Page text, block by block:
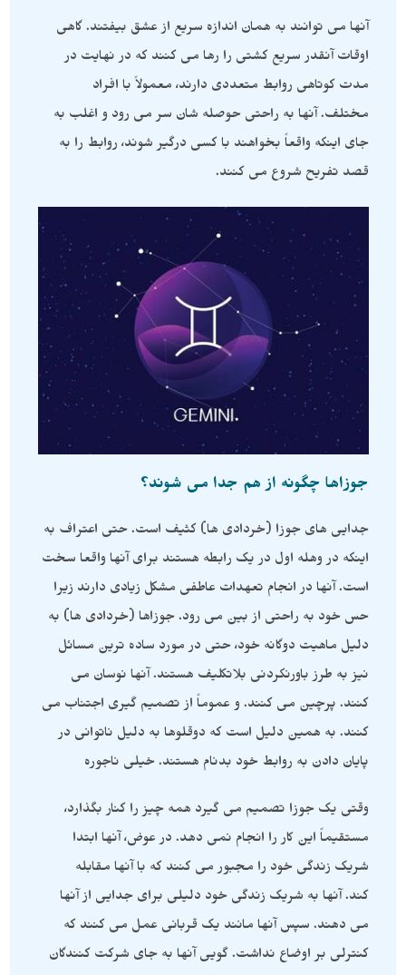
آنها می توانند به همان اندازه سریع از عشق بیفتند. گاهی
اوقات آنقدر سریع کشتی را رها می کنند که در نهایت در
مدت کوتاهی روابط متعددی دارند، معمولاً با افراد
مختلف. آنها به راحتی حوصله شان سر می رود و اغلب به
جای اینکه واقعاً بخواهند با کسی درگیر شوند، روابط را به
قصد تفریح ​​شروع می کنند.
جوزاها چگونه از هم جدا می شوند؟
جدایی های جوزا (خردادی ها) کثیف است. حتی اعتراف به
اینکه در وهله اول در یک رابطه هستند برای آنها واقعا سخت
است. آنها در انجام تعهدات عاطفی مشکل زیادی دارند زیرا
حس خود به راحتی از بین می رود. جوزاها (خردادی ها) به
دلیل ماهیت دوگانه خود، حتی در مورد ساده ترین مسائل
نیز به طرز باورنکردنی بلاتکلیف هستند. آنها نوسان می
کنند. پرچین می کنند. و عموماً از تصمیم گیری اجتناب می
کنند. به همین دلیل است که دوقلوها به دلیل ناتوانی در
پایان دادن به روابط خود بدنام هستند. خیلی ناجوره
وقتی یک جوزا تصمیم می گیرد همه چیز را کنار بگذارد،
مستقیماً این کار را انجام نمی دهد. در عوض، آنها ابتدا
شریک زندگی خود را مجبور می کنند که با آنها مقابله
کند. آنها به شریک زندگی خود دلیلی برای جدایی از آنها
می دهند. سپس آنها مانند یک قربانی عمل می کنند که
کنترلی بر اوضاع نداشت. گویی آنها به جای شرکت کنندگان